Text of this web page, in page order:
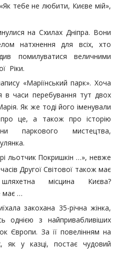
тебе не любити, Києве мій»,
на Схилах Дніпра. Вони
натхнення для всіх, хто
помилуватися величними
Ріки.
«Маріїнський парк». Хоча
в часи перебування тут двох
Як же тоді його іменували
про це, а також про історію
паркового мистецтва,
льотчик Покришкін …», невже
Другої Світової також має
місцина Києва?
має …
закохана 35-річна жінка,
однією з найпривабливіших
Європи. За її повелінням на
як у казці, постає чудовий